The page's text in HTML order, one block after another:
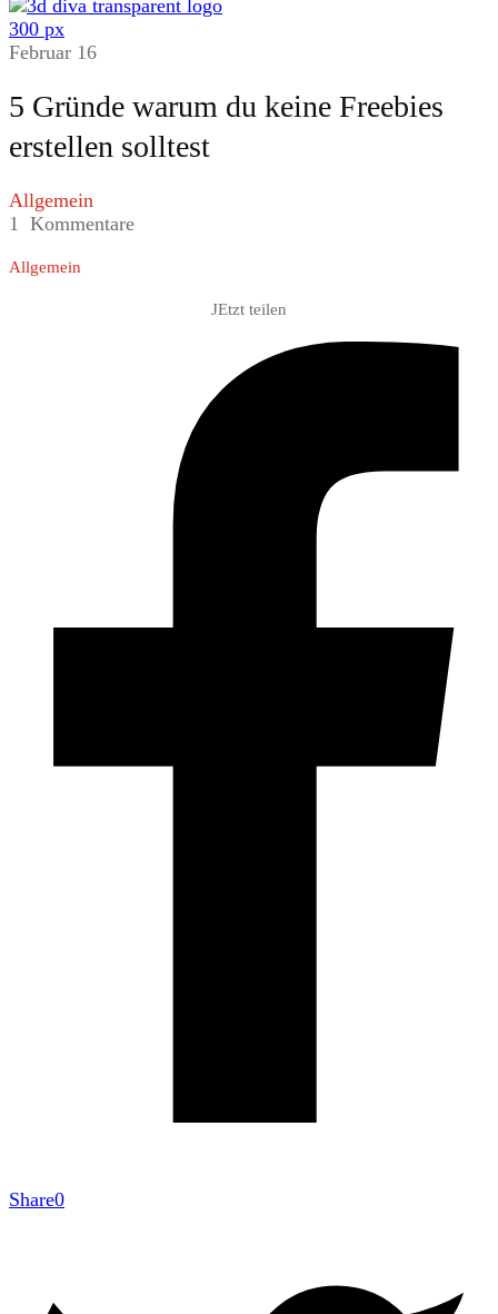
Februar 16
5 Gründe warum du keine Freebies
erstellen solltest
Allgemein
1 Kommentare
Allgemein
JEtzt teilen
Share0